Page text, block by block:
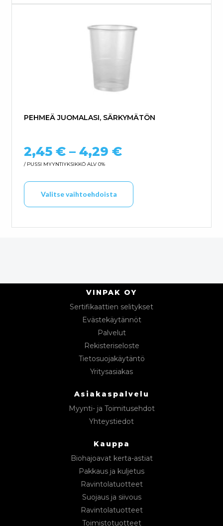
PEHMEÄ JUOMALASI, SÄRKYMÄTÖN
2,45 € – 4,29 €Hintaluokka:
/ PUSSI MYYNTIYKSIKKÖ ALV 0%
Valitse vaihtoehdoista
Tällä tuotteella on
VINPAK OY
Sertifikaattien selitykset
Evästekäytännöt
Palvelut
Rekisteriseloste
Tietosuojakäytäntö
Yritysasiakas
Asiakaspalvelu
Myynti- ja Toimitusehdot
Yhteystiedot
Kauppa
Biohajoavat kerta-astiat
Pakkaus ja kuljetus
Ravintolatuotteet
Suojaus ja siivous
Ravintolatuotteet
Toimistotuotteet